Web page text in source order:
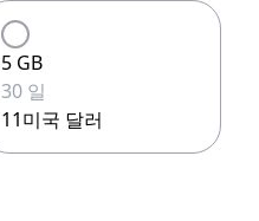
5 GB
30 일
11미국 달러